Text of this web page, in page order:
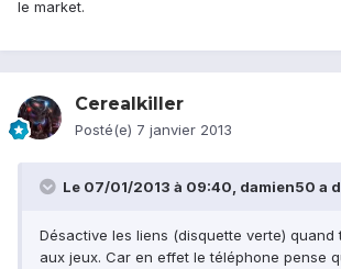
le market.
Cerealkiller
Posté(e) 7 janvier 2013
Le 07/01/2013 à 09:40, damien50 a
Désactive les liens (disquette verte) quand
aux jeux. Car en effet le téléphone pense